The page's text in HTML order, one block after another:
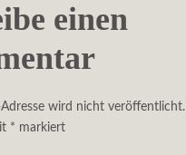
einen
wird nicht veröffentlicht.
* markiert